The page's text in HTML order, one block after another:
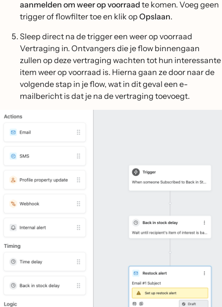
aanmelden om weer op voorraad te komen. Voeg geen
trigger of flowfilter toe en klik op Opslaan.
Sleep direct na de trigger een weer op voorraad
Vertraging in. Ontvangers die je flow binnengaan
zullen op deze vertraging wachten tot hun interessante
item weer op voorraad is. Hierna gaan ze door naar de
volgende stap in je flow, wat in dit geval een e-
mailbericht is dat je na de vertraging toevoegt.